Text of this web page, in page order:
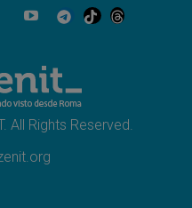
caridad y esperanza
Perú será un tiempo de
y esperanza
All Rights Reserved.